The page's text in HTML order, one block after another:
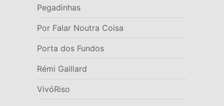
Pegadinhas
Por Falar Noutra Coisa
Porta dos Fundos
Rémi Gaillard
VivóRiso